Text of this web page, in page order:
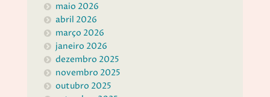
maio 2026
abril 2026
março 2026
janeiro 2026
dezembro 2025
novembro 2025
outubro 2025